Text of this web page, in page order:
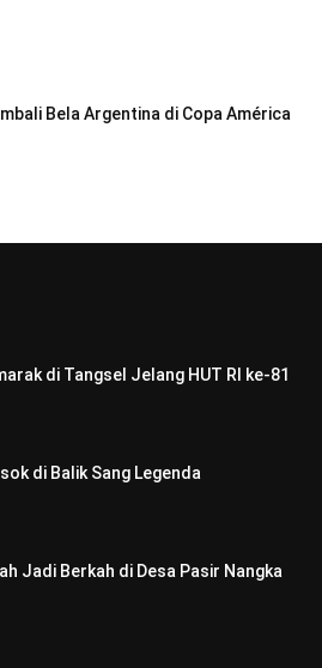
Bela Argentina di Copa América
di Tangsel Jelang HUT RI ke-81
di Balik Sang Legenda
Jadi Berkah di Desa Pasir Nangka